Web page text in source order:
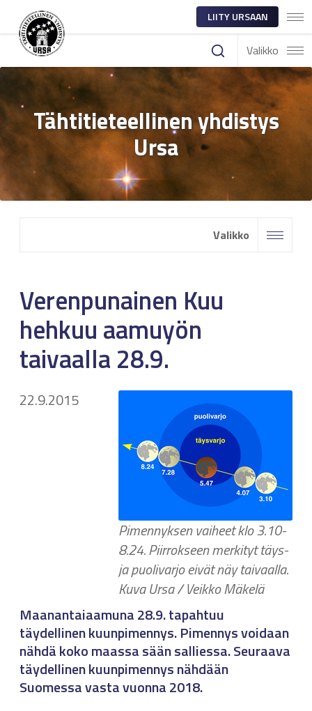
LIITY URSAAN
Valikko
Tähtitieteellinen yhdistys
Ursa
Valikko
Verenpunainen Kuu
hehkuu aamuyön
taivaalla 28.9.
Pimennyksen vaiheet klo 3.10-
8.24. Piirrokseen merkityt täys-
ja puolivarjo eivät näy taivaalla.
Kuva Ursa / Veikko Mäkelä
22.9.2015
Maanantaiaamuna 28.9. tapahtuu
täydellinen kuunpimennys. Pimennys voidaan
nähdä koko maassa sään salliessa. Seuraava
täydellinen kuunpimennys nähdään
Suomessa vasta vuonna 2018.